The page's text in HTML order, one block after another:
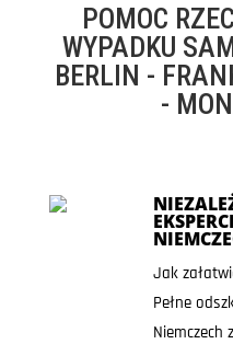
POMOC
WYPADKU
BERLIN -
-
Jak
Pełne
Niemczech